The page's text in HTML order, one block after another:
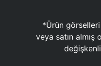
*Ürün
veya satın